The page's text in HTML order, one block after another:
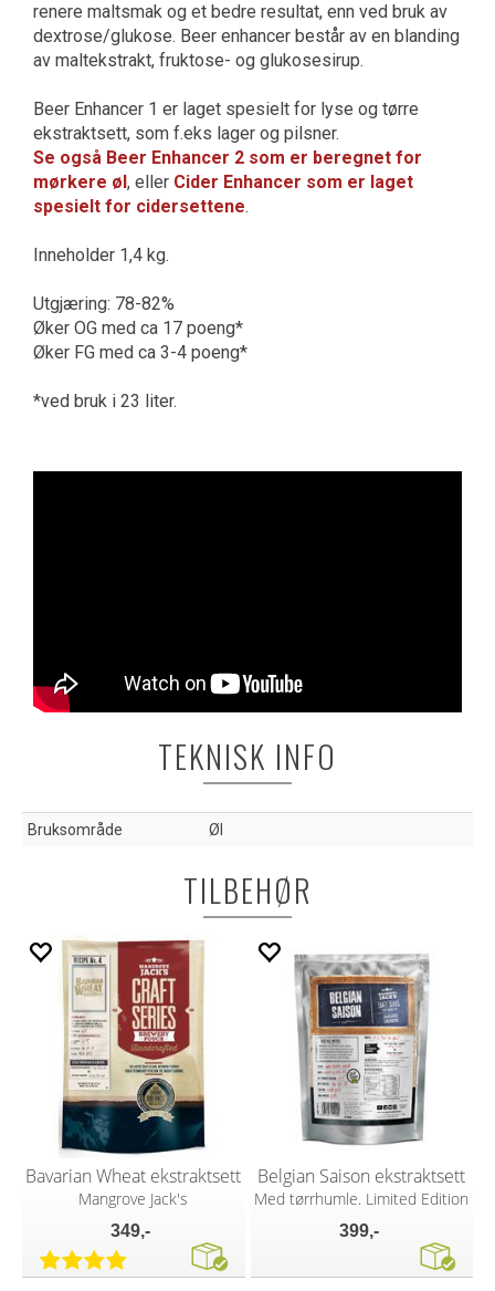
renere maltsmak og et bedre resultat, enn ved bruk av
dextrose/glukose. Beer enhancer består av en blanding
av maltekstrakt, fruktose- og glukosesirup.
Beer Enhancer 1 er laget spesielt for lyse og tørre
ekstraktsett, som f.eks lager og pilsner.
Se også Beer Enhancer 2 som er beregnet for
mørkere øl, eller Cider Enhancer som er laget
spesielt for cidersettene.
Inneholder 1,4 kg.
Utgjæring: 78-82%
Øker OG med ca 17 poeng*
Øker FG med ca 3-4 poeng*
*ved bruk i 23 liter.
TEKNISK INFO
Bruksområde Øl
TILBEHØR
Bavarian Wheat ekstraktsett
Mangrove Jack's
349,-
Belgian Saison ekstraktsett
Med tørrhumle. Limited Edition
399,-